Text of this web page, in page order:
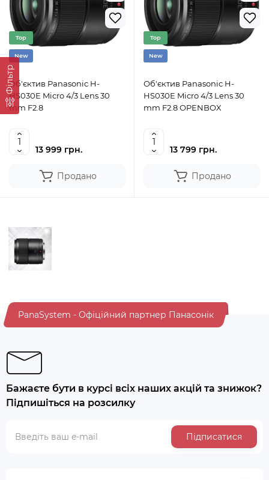
Фільтр
Top
New
Об'єктив Panasonic H-
HS030E Micro 4/3 Lens 30
mm F2.8
13 999 грн.
Продано
Top
New
Об'єктив Panasonic H-
HS030E Micro 4/3 Lens 30
mm F2.8 OPENBOX
13 799 грн.
Продано
PanaSystem - Офіційний партнер Панасонік
Бажаєте бути в курсі всіх наших акцій та знижок?
Підпишіться на розсилку
Підписатися